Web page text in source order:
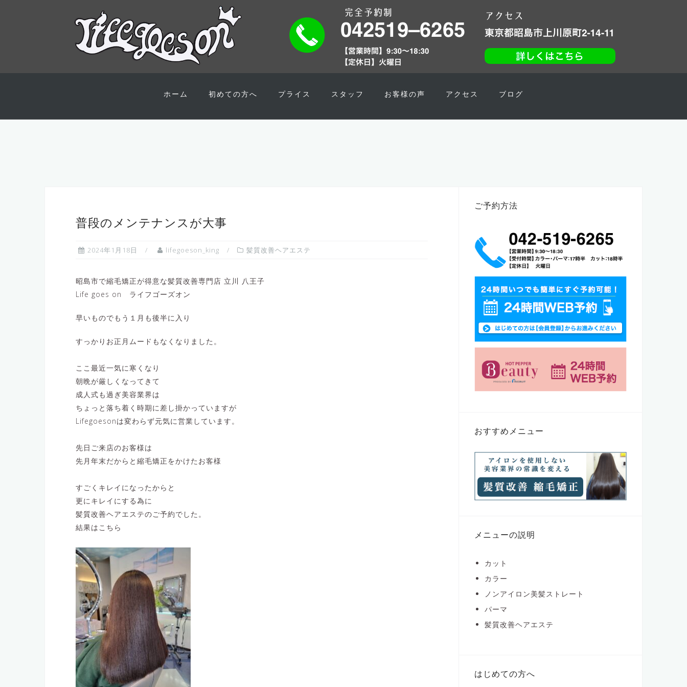
ン
ホーム 初めての方へ プライス スタッフ お客様の声 アクセス ブログ
普段のメンテナンスが大事
2024年1月18日 lifegoeson_king 髪質改善ヘアエステ
昭島市で縮毛矯正が得意な髪質改善専門店 立川 八王子
Life goes on ライフゴーズオン
早いものでもう１月も後半に入り
すっかりお正月ムードもなくなりました。
ここ最近一気に寒くなり
朝晩が厳しくなってきて
成人式も過ぎ美容業界は
ちょっと落ち着く時期に差し掛かっていますが
Lifegoesonは変わらず元気に営業しています。
先日ご来店のお客様は
先月年末だからと縮毛矯正をかけたお客様
すごくキレイになったからと
更にキレイにする為に
髪質改善ヘアエステのご予約でした。
結果はこちら
ご予約方法
おすすめメニュー
メニューの説明
カット
カラー
ノンアイロン美髪ストレート
パーマ
髪質改善ヘアエステ
はじめての方へ